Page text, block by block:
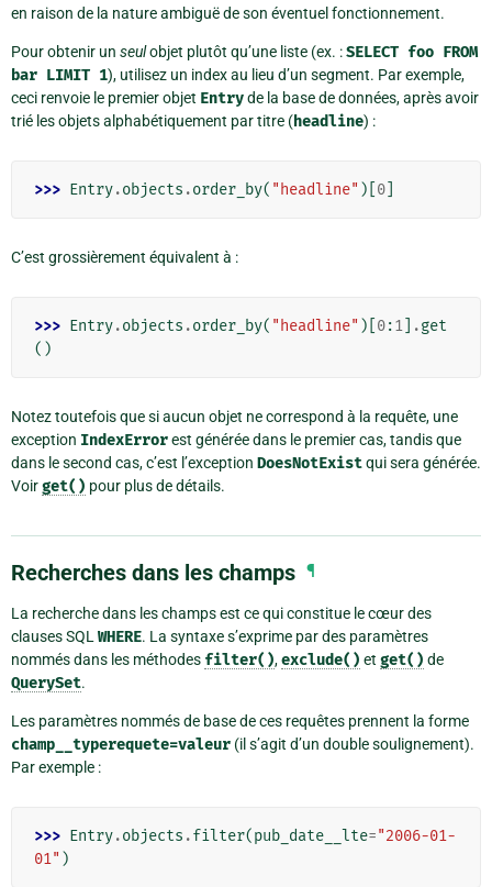
en raison de la nature ambiguë de son éventuel fonctionnement.
Pour obtenir un seulobjet plutôt qu’une liste (ex. :SELECT foo FROM
bar LIMIT 1), utilisez un index au lieu d’un segment. Par exemple,
ceci renvoie le premier objet Entryde la base de données, après avoir
trié les objets alphabétiquement par titre (headline) :
>>> Entry.objects .order_by( "headline" )[ 0
C’est grossièrement équivalent à :
>>> Entry.objects .order_by( "headline" )[ 0:1 .get
()
Notez toutefois que si aucun objet ne correspond à la requête, une
exception IndexErrorest générée dans le premier cas, tandis que
dans le second cas, c’est l’exception DoesNotExistqui sera générée.
Voirget() pour plus de détails.
Recherches dans les champs ¶
La recherche dans les champs est ce qui constitue le cœur des
clauses SQL WHERE. La syntaxe s’exprime par des paramètres
nommés dans les méthodes filter(),exclude() et get() de
QuerySet.
Les paramètres nommés de base de ces requêtes prennent la forme
champ__typerequete=valeur (il s’agit d’un double soulignement).
Par exemple :
>>> Entry.objects .filter(pub_date__lte="2006-01-
01" )